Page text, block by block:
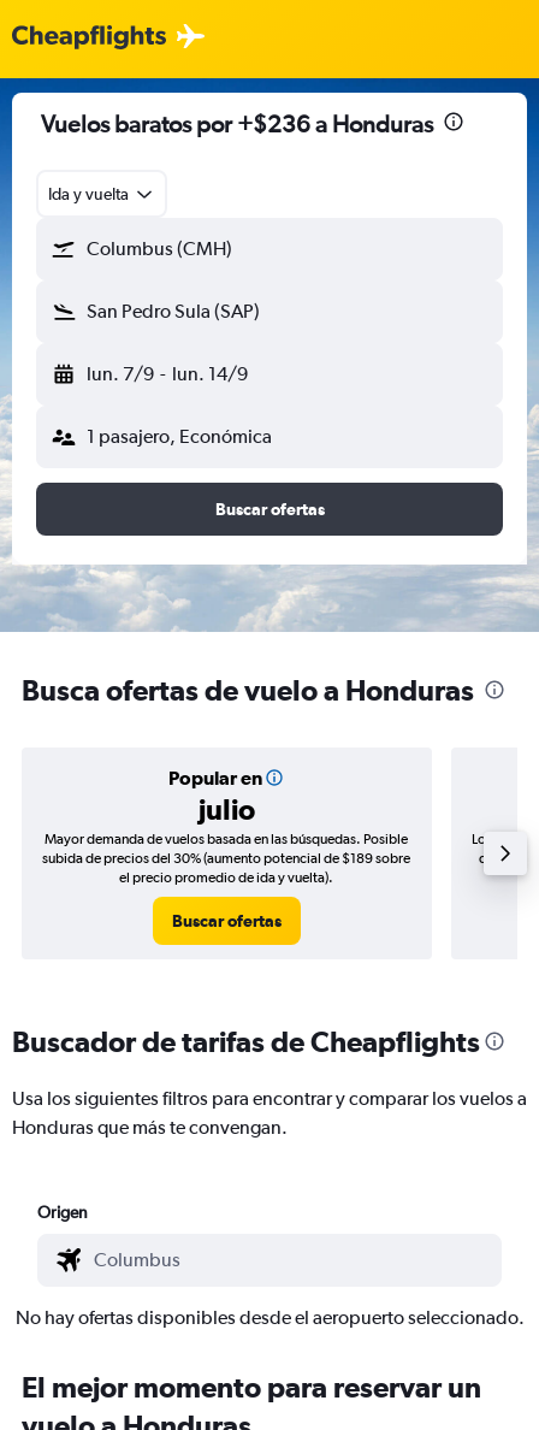
Vuelos baratos por +$236 a Honduras
Ida y vuelta
Columbus (CMH)
San Pedro Sula (SAP)
lun. 7/9 - lun. 14/9
1 pasajero, Económica
Buscar ofertas
Busca ofertas de vuelo a Honduras
Popular en
julio
Mayor demanda de vuelos basada en las búsquedas. Posible
subida de precios del 30% (aumento potencial de $189 sobre
el precio promedio de ida y vuelta).
Buscar ofertas
Los
de
Buscador de tarifas de Cheapflights
Usa los siguientes filtros para encontrar y comparar los vuelos a
Honduras que más te convengan.
Origen
No hay ofertas disponibles desde el aeropuerto seleccionado.
El mejor momento para reservar un